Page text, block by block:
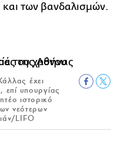
των βανδαλισμών.
έχει
επί υπουργίας
ιστορικό
νεότερων
LIFO